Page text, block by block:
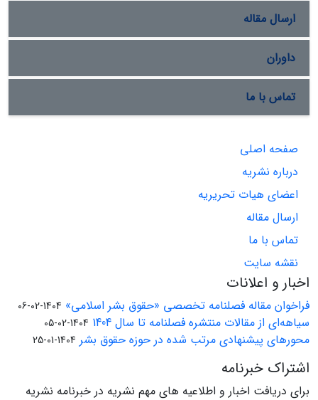
ارسال مقاله
داوران
تماس با ما
صفحه اصلی
درباره نشریه
اعضای هیات تحریریه
ارسال مقاله
تماس با ما
نقشه سایت
اخبار و اعلانات
فراخوان مقاله فصلنامه تخصصی «حقوق بشر اسلامی» 1404-02-06
سیاهه‌ای از مقالات منتشره فصلنامه تا سال 1404 1404-02-05
محورهای پیشنهادی مرتب شده در حوزه حقوق بشر 1404-01-25
اشتراک خبرنامه
برای دریافت اخبار و اطلاعیه های مهم نشریه در خبرنامه نشریه